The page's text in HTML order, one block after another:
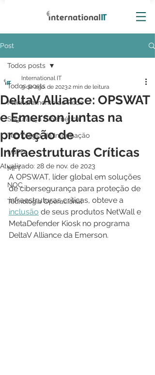
Post
Todos posts
Monitoramento de Rede
Segurança Cibernética
Tecnologia da Informação
LGPD
MFT
NOC
Tecnologia Operacional
Todos posts
DeltaV Alliance: OPSWAT
e Emerson juntas na
proteção de
Infraestruturas Críticas
International IT
9 de ago. de 20232 min de leitura
Atualizado: 28 de nov. de 2023
A OPSWAT, líder global em soluções
de cibersegurança para proteção de
infraestruturas críticas, obteve a
inclusão de seus produtos NetWall e
MetaDefender Kiosk no programa
DeltaV Alliance da Emerson.